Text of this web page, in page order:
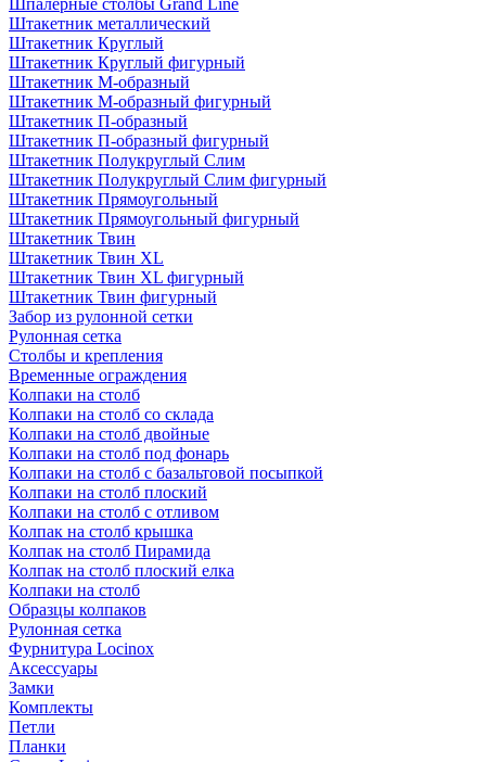
Шпалерные столбы Grand Line
Штакетник металлический
Штакетник Круглый
Штакетник Круглый фигурный
Штакетник М-образный
Штакетник М-образный фигурный
Штакетник П-образный
Штакетник П-образный фигурный
Штакетник Полукруглый Слим
Штакетник Полукруглый Слим фигурный
Штакетник Прямоугольный
Штакетник Прямоугольный фигурный
Штакетник Твин
Штакетник Твин XL
Штакетник Твин XL фигурный
Штакетник Твин фигурный
Забор из рулонной сетки
Рулонная сетка
Столбы и крепления
Временные ограждения
Колпаки на столб
Колпаки на столб со склада
Колпаки на столб двoйные
Колпаки на столб под фонарь
Колпаки на столб с базальтовой посыпкой
Колпаки на столб плоский
Колпаки на столб с отливом
Колпак на столб крышка
Колпак на столб Пирамида
Колпак на столб плоский елка
Колпаки на столб
Образцы колпаков
Рулонная сетка
Фурнитура Locinox
Аксессуары
Замки
Комплекты
Петли
Планки